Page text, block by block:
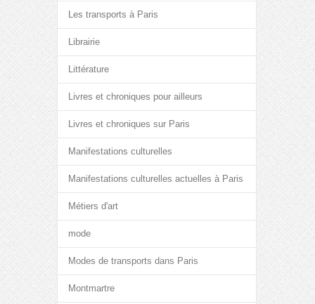
Les transports à Paris
Librairie
Littérature
Livres et chroniques pour ailleurs
Livres et chroniques sur Paris
Manifestations culturelles
Manifestations culturelles actuelles à Paris
Métiers d'art
mode
Modes de transports dans Paris
Montmartre